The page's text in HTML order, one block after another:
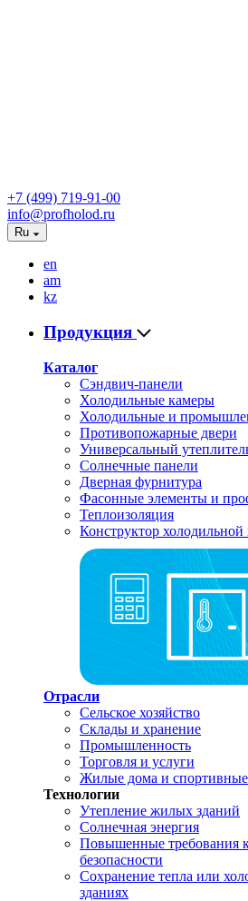
+7 (499) 719-91-00
info@profholod.ru
Ru
en
am
kz
Продукция
Каталог
Сэндвич-панели
Холодильные камеры
Холодильные и
Противопожарные двери
Универсальный
Солнечные панели
Дверная фурнитура
Фасонные элементы и
Теплоизоляция
Конструктор
Отрасли
Сельское хозяйство
Склады и хранение
Промышленность
Торговля и услуги
Жилые дома и
Технологии
Утепление жилых зданий
Солнечная энергия
Повышенные требования
безопасности
Сохранение тепла или
зданиях